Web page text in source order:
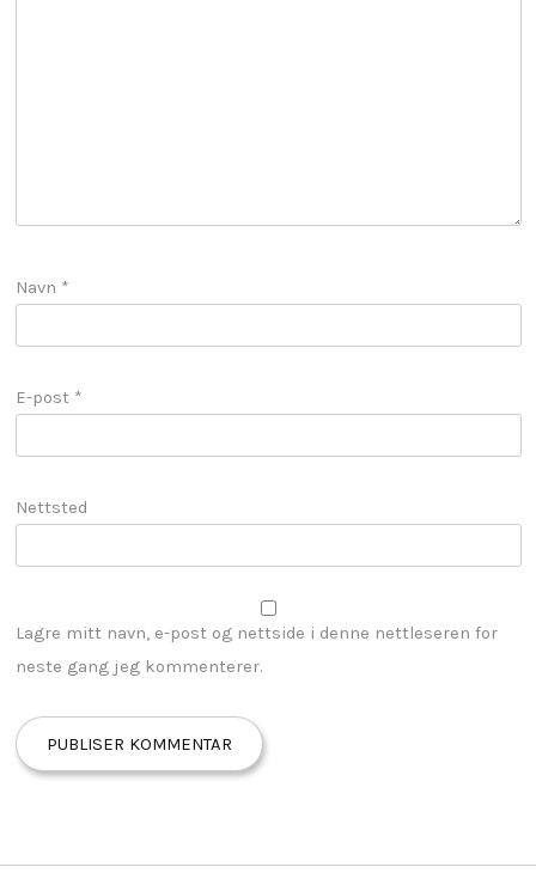
Navn *
E-post *
Nettsted
Lagre mitt navn, e-post og nettside i denne nettleseren for
neste gang jeg kommenterer.